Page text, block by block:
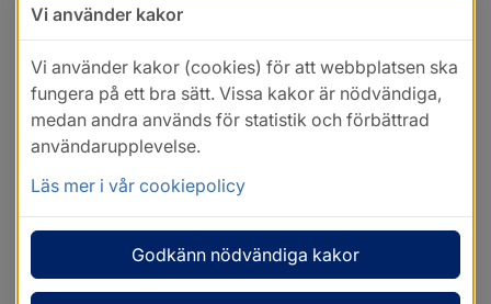
Vi använder kakor
Vi använder kakor (cookies) för att webbplatsen ska
fungera på ett bra sätt. Vissa kakor är nödvändiga,
medan andra används för statistik och förbättrad
användarupplevelse.
Läs mer i vår cookiepolicy
Godkänn nödvändiga kakor